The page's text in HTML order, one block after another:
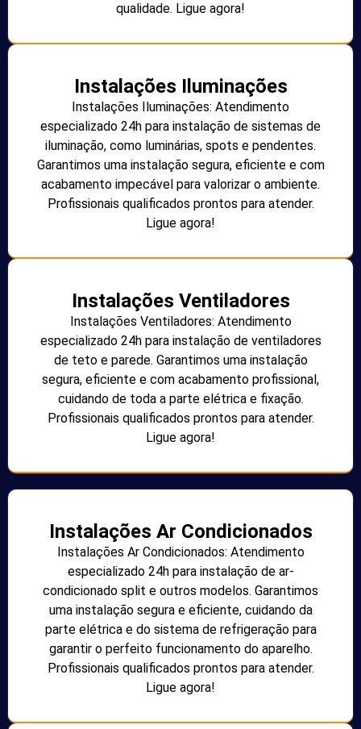
qualidade. Ligue agora!
Instalações Iluminações
Instalações Iluminações: Atendimento
especializado 24h para instalação de sistemas de
iluminação, como luminárias, spots e pendentes.
Garantimos uma instalação segura, eficiente e com
acabamento impecável para valorizar o ambiente.
Profissionais qualificados prontos para atender.
Ligue agora!
Instalações Ventiladores
Instalações Ventiladores: Atendimento
especializado 24h para instalação de ventiladores
de teto e parede. Garantimos uma instalação
segura, eficiente e com acabamento profissional,
cuidando de toda a parte elétrica e fixação.
Profissionais qualificados prontos para atender.
Ligue agora!
Instalações Ar Condicionados
Instalações Ar Condicionados: Atendimento
especializado 24h para instalação de ar-
condicionado split e outros modelos. Garantimos
uma instalação segura e eficiente, cuidando da
parte elétrica e do sistema de refrigeração para
garantir o perfeito funcionamento do aparelho.
Profissionais qualificados prontos para atender.
Ligue agora!